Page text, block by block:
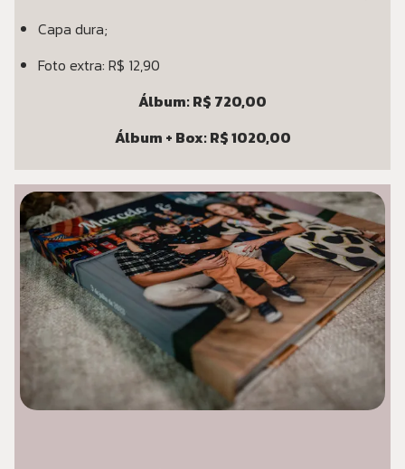
Capa dura;
Foto extra: R$ 12,90
Álbum: R$ 720,00
Álbum + Box: R$ 1020,00